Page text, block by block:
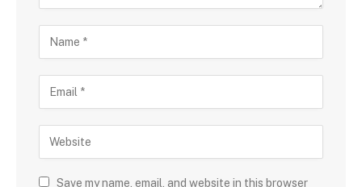
Save my name, email, and website in this browser